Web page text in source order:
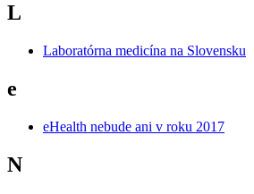
L
Laboratórna medicína na Slovensku
e
eHealth nebude ani v roku 2017
N